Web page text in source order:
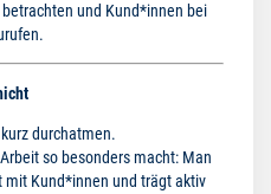
und Kund*innen bei
durchatmen.
so besonders macht: Man
mit Kund*innen und trägt aktiv